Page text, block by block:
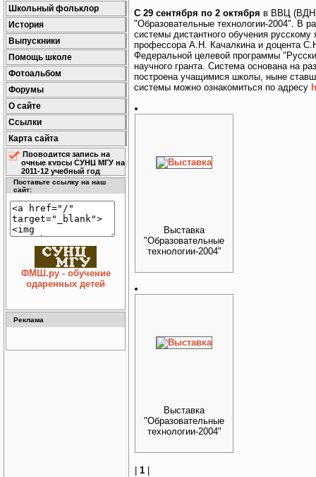
Школьный фольклор
История
Выпускники
Помощь школе
Фотоальбом
Форумы
О сайте
Ссылки
Карта сайта
Проводится запись на
очные курсы СУНЦ МГУ на
2011-12 учебный год
Поставьте ссылку на наш
сайт:
ФМШ.ру - обучение
одаренных детей
Реклама
С 29 сентября по 2 октября в ВВЦ
"Образовательные технологии-2004". В
системы дистантного обучения
профессора А.Н. Качалкина и доцента
Федеральной целевой программы
научного гранта. Система основана на
построена учащимися школы, ныне
системы можно ознакомиться по адресу
Выставка
"Образовательные
технологии-2004"
Выставка
"Образовательные
технологии-2004"
| 1 |